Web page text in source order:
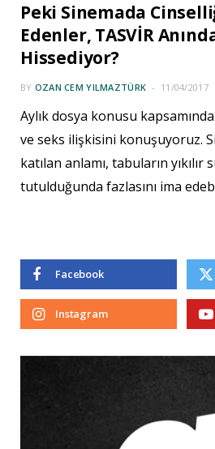
Peki Sinemada
Edenler, TASVİR
Hissediyor?
BY OZAN CEM YILMAZTÜRK 11/04/2017
Aylık dosya konusu
ve seks ilişkisini konuşuyoruz.
katılan anlamı, tabuların
tutulduğunda fazlasını ima
Facebook
Instagram